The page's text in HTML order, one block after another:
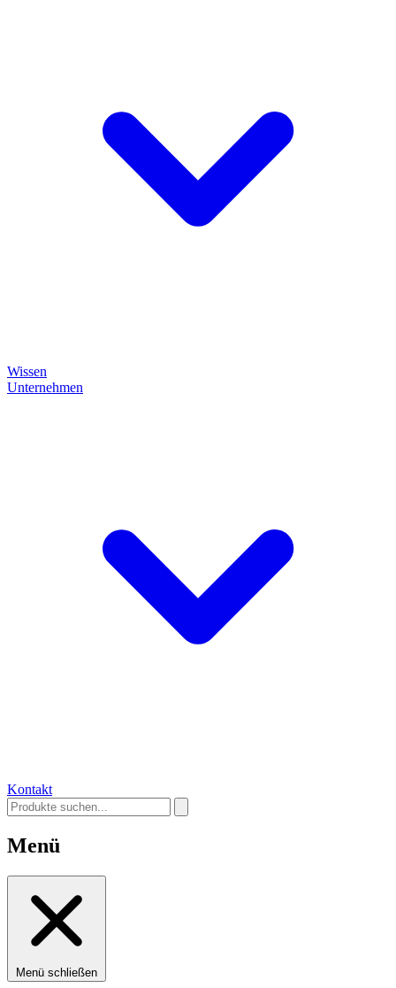
Wissen
Unternehmen
Kontakt
Menü
Menü schließen